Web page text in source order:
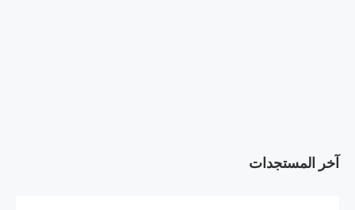
آخر المستجدات